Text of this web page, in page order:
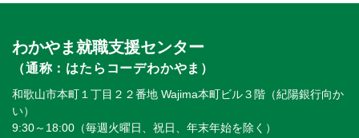
わかやま就職支援センター
（通称：はたらコーデわかやま）
和歌山市本町１丁目２２番地 Wajima本町ビル３階（紀陽銀行向か
い）
9:30～18:00（毎週火曜日、祝日、年末年始を除く）